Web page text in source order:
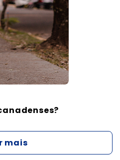
mais